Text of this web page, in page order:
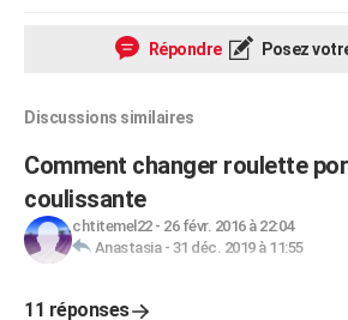
Répondre Posez
Discussions similaires
Comment changer roulette
coulissante
chtitemel22- 26 févr. 2016 à 22:04
Anastasia- 31 déc. 2019 à 11:55
11 réponses